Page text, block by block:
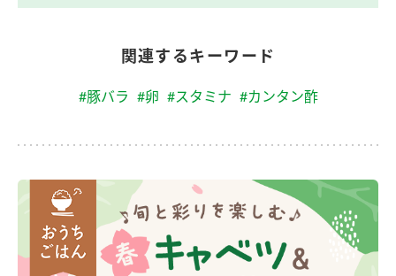
関連するキーワード
#豚バラ #卵 #スタミナ #カンタン酢